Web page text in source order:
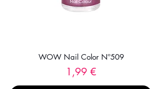
WOW Nail Color Nº509
Precio
1,99 €